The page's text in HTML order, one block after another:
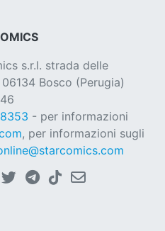
s.r.l. strada delle
Bosco (Perugia)
- per informazioni
, per informazioni sugli